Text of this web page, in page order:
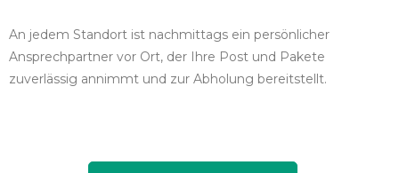
An jedem Standort ist nachmittags ein persönlicher
Ansprechpartner vor Ort, der Ihre Post und Pakete
zuverlässig annimmt und zur Abholung bereitstellt.